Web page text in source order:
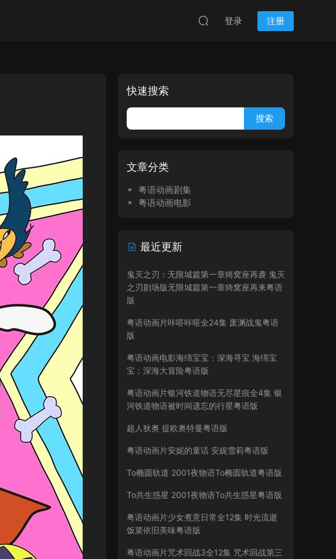
登录 注册
快速搜索
文章分类
粤语动画剧集
粤语动画电影
最近更新
鬼灭之刃：无限城篇第一章猗窝座再袭 鬼灭
之刃剧场版无限城篇第一章猗窝座再来粤语
版
粤语动画片咔嗒咔嗒全24集 废渊战鬼粤语
版
粤语动画电影海绵宝宝：深海寻宝 海绵宝
宝：深海大冒险粤语版
粤语动画片银河铁道物语无尽星痕全4集 银
河铁道物语被时间遗忘的行星粤语版
超人狄奥 提欧奥特曼粤语版
粤语动画片安妮的童话 安妮雪莉粤语版
To椭圆轨道 2001夜物语To椭圆轨道粤语版
To共生惑星 2001夜物语To共生惑星粤语版
粤语动画片少女煮意日常全12集 时光流逝
饭菜依旧美味粤语版
粤语动画片咒术回战3全12集 咒术回战第三